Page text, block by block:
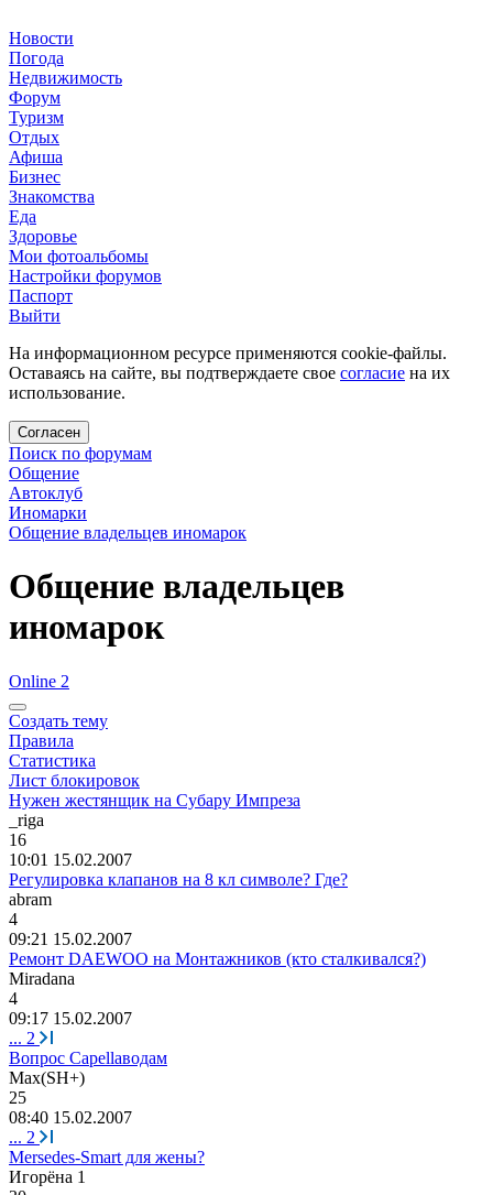
Новости
Погода
Недвижимость
Форум
Туризм
Отдых
Афиша
Бизнес
Знакомства
Еда
Здоровье
Мои фотоальбомы
Настройки форумов
Паспорт
Выйти
На информационном ресурсе применяются cookie-файлы.
Оставаясь на сайте, вы подтверждаете свое согласие на их
использование.
Согласен
Поиск по форумам
Общение
Автоклуб
Иномарки
Общение владельцев иномарок
Общение владельцев
иномарок
Online 2
Создать тему
Правила
Статистика
Лист блокировок
Нужен жестянщик на Субару Импреза
_riga
16
10:01 15.02.2007
Регулировка клапанов на 8 кл символе? Где?
abram
4
09:21 15.02.2007
Ремонт DAEWOO на Монтажников (кто сталкивался?)
Miradana
4
09:17 15.02.2007
... 2
Вопрос Capellaводам
Max(SH+)
25
08:40 15.02.2007
... 2
Mersedes-Smart для жены?
Игорёна 1